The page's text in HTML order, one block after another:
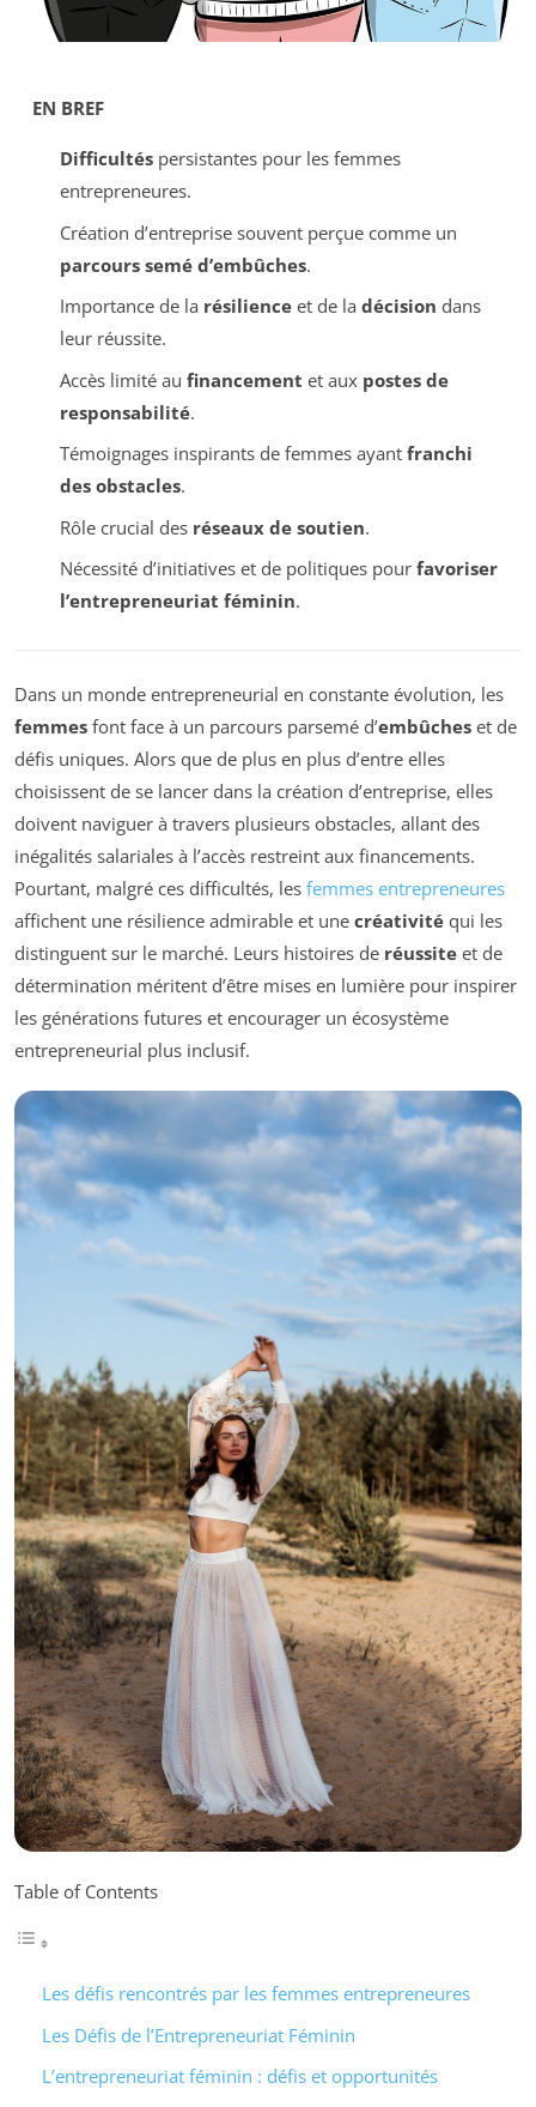
EN BREF
Difficultéspersistantes pour les femmes
entrepreneures.
Création d’entreprise souvent perçue comme un
parcours semé d’embûches.
Importance de la résilienceet de la décision dans
leur réussite.
Accès limité au financement et aux postes de
responsabilité.
Témoignages inspirants de femmes ayant franchi
des obstacles.
Rôle crucial des réseaux de soutien.
Nécessité d’initiatives et de politiques pour favoriser
l’entrepreneuriat féminin.
Dans un monde entrepreneurial en constante évolution, les
femmes font face à un parcours parsemé d’embûches et de
défis uniques. Alors que de plus en plus d’entre elles
choisissent de se lancer dans la création d’entreprise, elles
doivent naviguer à travers plusieurs obstacles, allant des
inégalités salariales à l’accès restreint aux financements.
Pourtant, malgré ces difficultés, les femmes entrepreneures
affichent une résilience admirable et une créativité qui les
distinguent sur le marché. Leurs histoires de réussite et de
détermination méritent d’être mises en lumière pour inspirer
les générations futures et encourager un écosystème
entrepreneurial plus inclusif.
Table of Contents
Les défis rencontrés par les femmes entrepreneures
Les Défis de l’Entrepreneuriat Féminin
L’entrepreneuriat féminin : défis et opportunités